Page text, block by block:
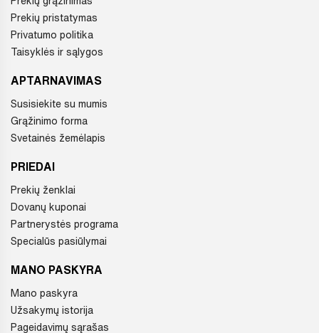
Prekių pristatymas
Privatumo politika
Taisyklės ir sąlygos
APTARNAVIMAS
Susisiekite su mumis
Grąžinimo forma
Svetainės žemėlapis
PRIEDAI
Prekių ženklai
Dovanų kuponai
Partnerystės programa
Specialūs pasiūlymai
MANO PASKYRA
Mano paskyra
Užsakymų istorija
Pageidavimų sąrašas